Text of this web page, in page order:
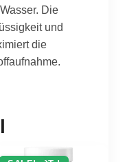
Die
und
die